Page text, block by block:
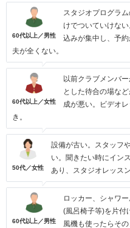
60代以上／男性
スタジオプログラ
けでついていけな
込みが集中し、予
夫が全くない。
60代以上／女性
以前クラブメンバ
とした待合の場な
成が悪い。ビデオ
き。
50代／女性
設備が古い。スタッフ
い。聞きたい時にイン
あり、スタジオレッス
60代以上／男性
ロッカー、シャワ
(風呂椅子等)を片付
風機も使ったらそ